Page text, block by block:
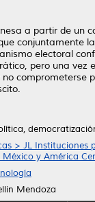
a partir de un
conjuntamente
electoral
pero una
> JL
México y América
Mendoza